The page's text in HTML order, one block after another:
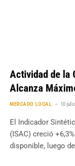
Actividad de la
Alcanza
MERCADO LOCAL 10
El Indicador
(ISAC) creció
disponible, luego